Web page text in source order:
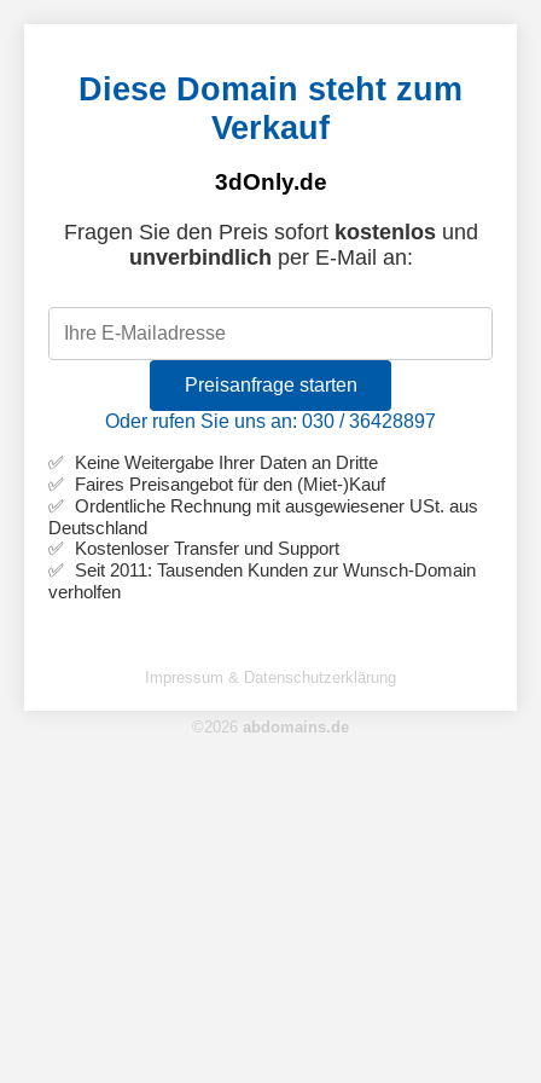
Diese Domain steht zum
Verkauf
3dOnly.de
Fragen Sie den Preis sofort kostenlosund
unverbindlich per E-Mail an:
Preisanfrage starten
Oder rufen Sie uns an: 030 / 36428897
Keine Weitergabe Ihrer Daten an Dritte
Faires Preisangebot für den (Miet-)Kauf
Ordentliche Rechnung mit ausgewiesener USt. aus
Deutschland
Kostenloser Transfer und Support
Seit 2011: Tausenden Kunden zur Wunsch-Domain
verholfen
Impressum & Datenschutzerklärung
©2026 abdomains.de